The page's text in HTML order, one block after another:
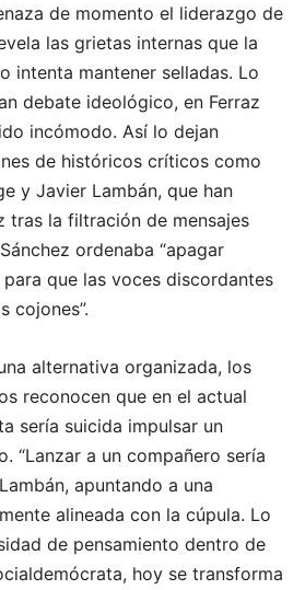
de momento el liderazgo de
las grietas internas que la
intenta mantener selladas. Lo
debate ideológico, en Ferraz
incómodo. Así lo dejan
de históricos críticos como
y Javier Lambán, que han
tras la filtración de mensajes
ordenaba “apagar
que las voces discordantes
cojones”.
alternativa organizada, los
reconocen que en el actual
sería suicida impulsar un
“Lanzar a un compañero sería
apuntando a una
alineada con la cúpula. Lo
de pensamiento dentro de
hoy se transforma